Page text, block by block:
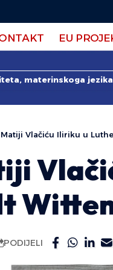
EU
materinskoga
Vlačiću Iliriku u
PODIJELI